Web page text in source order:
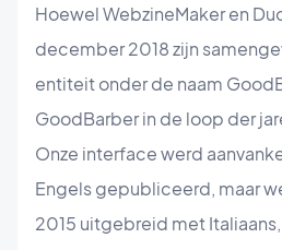
Hoewel WebzineMaker en
december 2018 zijn
entiteit onder de naam
GoodBarber in de loop der
Onze interface werd
Engels gepubliceerd, maar
2015 uitgebreid met Italiaans,